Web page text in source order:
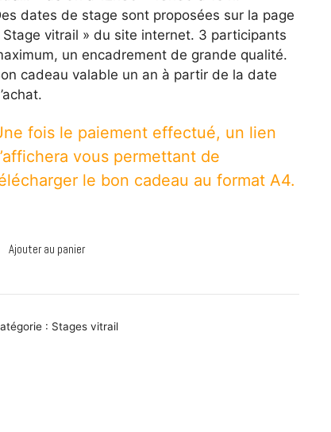
dates de stage sont proposées sur la page
Stage vitrail » du site internet. 3 participants
un encadrement de grande qualité.
cadeau valable un an à partir de la date
fois le paiement effectué, un lien
vous permettant de
le bon cadeau au format A4.
quantité
Ajouter au panier
: Stages vitrail